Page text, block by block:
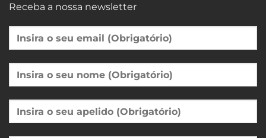
Receba a nossa newsletter